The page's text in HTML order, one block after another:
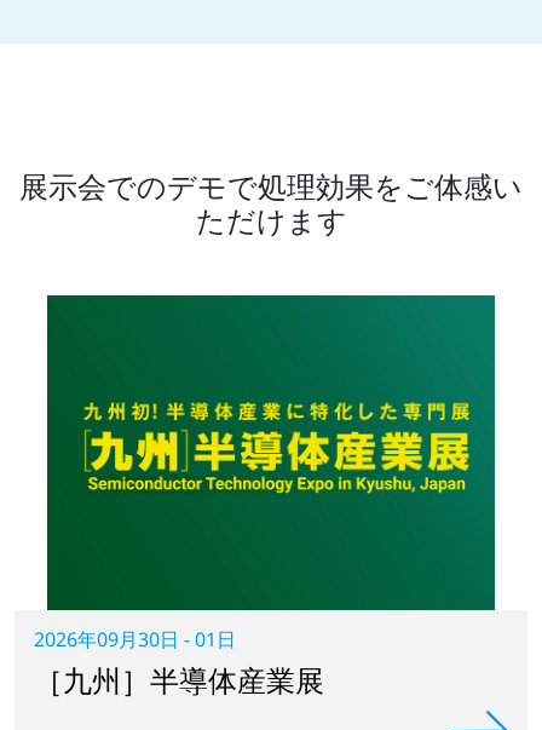
展示会でのデモで処理効果をご体感い
ただけます
2026年09月30日 - 01日
［九州］半導体産業展